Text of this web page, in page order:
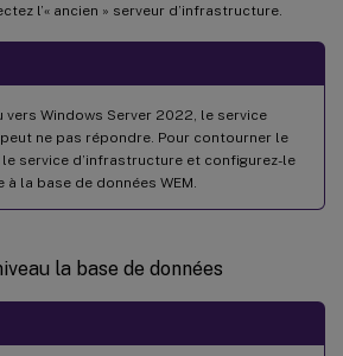
l’« ancien » serveur d’infrastructure.
vers Windows Server 2022, le service
ne pas répondre. Pour contourner le
service d’infrastructure et configurez-le
la base de données WEM.
la base de données